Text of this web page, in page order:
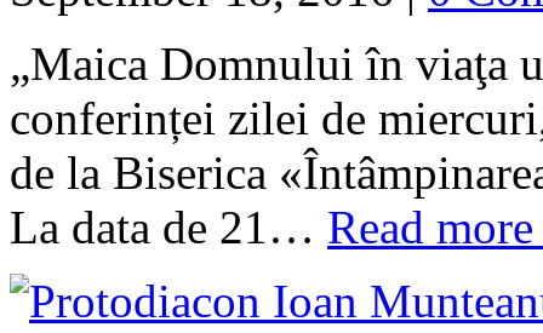
„Maica Domnului în viaţa
conferinței zilei de
de la Biserica
La data de 21… Read